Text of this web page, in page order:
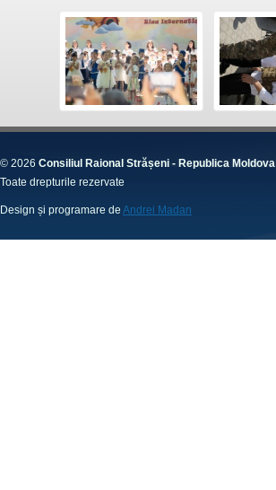
© 2026 Consiliul Raional Strășeni - Republica Moldova
Toate drepturile rezervate
Design și programare de Andrei Madan